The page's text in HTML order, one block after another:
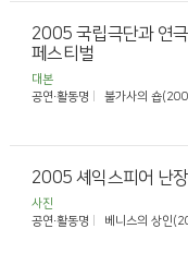
2005 국립극단과 연
페스티벌
대본
공연·활동명
불가사의 숍
2005 셰익스피어 난
사진
공연·활동명
베니스의 상인